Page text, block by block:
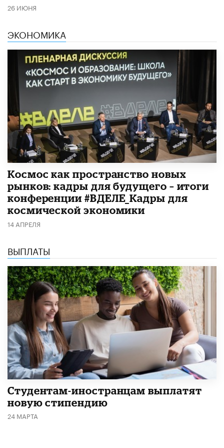
26 ИЮНЯ
ЭКОНОМИКА
Космос как пространство новых
рынков: кадры для будущего – итоги
конференции #ВДЕЛЕ_Кадры для
космической экономики
14 АПРЕЛЯ
ВЫПЛАТЫ
Студентам-иностранцам выплатят
новую стипендию
24 МАРТА